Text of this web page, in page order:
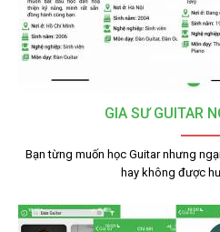
GIA SƯ GUITAR
Bạn từng muốn học Guitar nhưng
hay không được